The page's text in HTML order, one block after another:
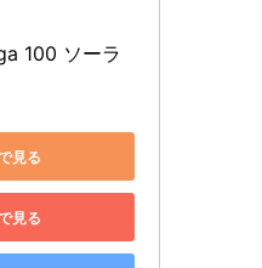
100 ソーラ
見る
見る